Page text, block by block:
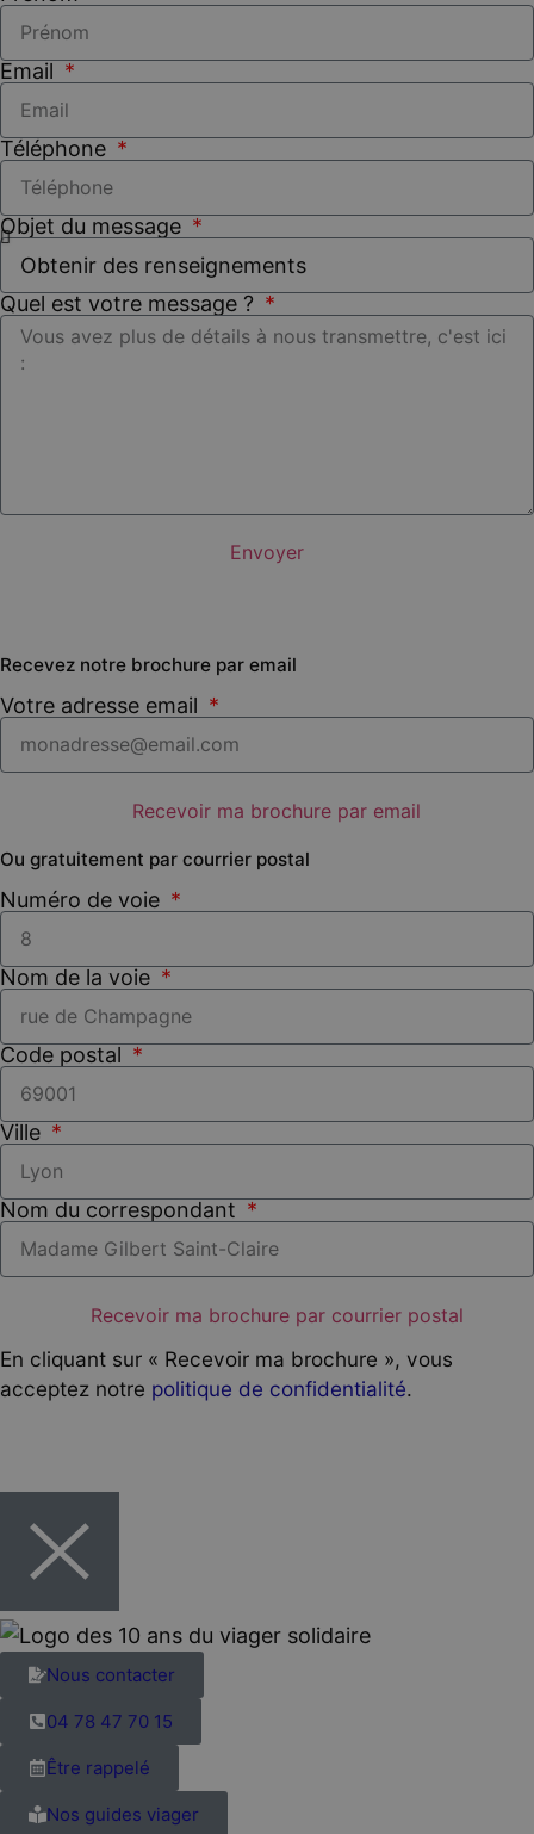
Email
Téléphone
Objet du message
Quel est votre message ?
Envoyer
Recevez notre brochure par email
Votre adresse email
Recevoir ma brochure par email
Ou gratuitement par courrier postal
Numéro de voie
Nom de la voie
Code postal
Ville
Nom du correspondant
Recevoir ma brochure par courrier postal
En cliquant sur « Recevoir ma brochure », vous
acceptez notre politique de confidentialité.
Nous contacter
04 78 47 70 15
Être rappelé
Nos guides viager